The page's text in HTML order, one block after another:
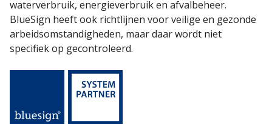
waterverbruik, energieverbruik en afvalbeheer.
BlueSign heeft ook richtlijnen voor veilige en gezonde
arbeidsomstandigheden, maar daar wordt niet
specifiek op gecontroleerd.